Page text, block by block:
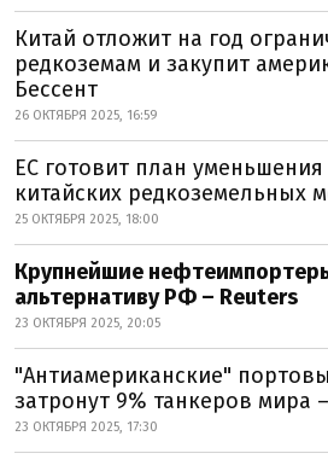
Китай отложит на год
редкоземам и закупит
Бессент
26 ОКТЯБРЯ 2025, 16:59
ЕС готовит план
китайских редкоземельных
25 ОКТЯБРЯ 2025, 18:00
Крупнейшие
альтернативу РФ – Reuters
23 ОКТЯБРЯ 2025, 20:05
"Антиамериканские"
затронут 9% танкеров мира
23 ОКТЯБРЯ 2025, 17:30